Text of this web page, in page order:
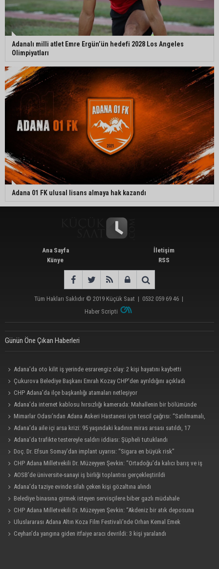
Adanalı milli atlet Emre Ergün’ün hedefi 2028 Los Angeles
Olimpiyatları
Adana 01 FK ulusal lisans almaya hak kazandı
Ana Sayfa
Künye
İletişim
RSS
Tüm Hakları Saklıdır © 2019 Küçük Saat | 0532 059 69 46 |
Haber Scripti
Günün Öne Çıkan Haberleri
Adana’da oto kilit iş yerinde esrarengiz olay: 2 kişi hayatını kaybetti
Çukurova Belediye Başkanı Emrah Kozay CHP’den ayrıldığını açıkladı
CHP Adana’da ilçe başkanlığı atamaları netleşiyor
Adana’da internet kablosu hırsızlığı kamerada: Mahallenin bir bölümünde
internet erişimi kesildi
Mimarlar Odası’ndan Adana Askeri Hastanesi için tescil çağrısı: “Satılmamalı,
amaç dışı kullanılmamalı”
Adana’da aile içi arsa krizi: 95 yaşındaki kadının miras arsası satıldı, 17
milyonun 13 milyonu harcandı
Adana’da trafikte testereyle saldırı iddiası: Şüpheli tutuklandı
Doç. Dr. Efsun Somay’dan implant uyarısı: “Sigara en büyük risk”
CHP Adana Milletvekili Dr. Müzeyyen Şevkin: “Ortadoğu’da kalıcı barış ve iş
birliği sağlanmalı”
AOSB’de üniversite-sanayi iş birliği toplantısı gerçekleştirildi
Adana’da taziye evinde silah çeken kişi gözaltına alındı
Belediye binasına girmek isteyen servisçilere biber gazlı müdahale
CHP Adana Milletvekili Dr. Müzeyyen Şevkin: “Akdeniz bir atık deposuna
dönüşmemeli”
Uluslararası Adana Altın Koza Film Festivali’nde Orhan Kemal Emek
Ödülleri’nin sahipleri belli oldu
Ceyhan’da yangına giden itfaiye aracı devrildi: 3 kişi yaralandı